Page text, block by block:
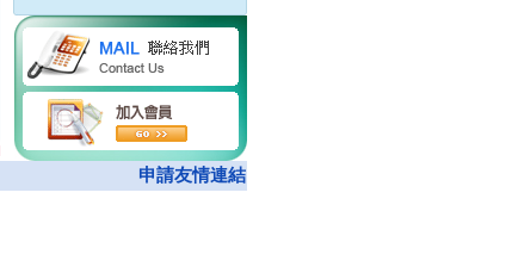
申請友情連結